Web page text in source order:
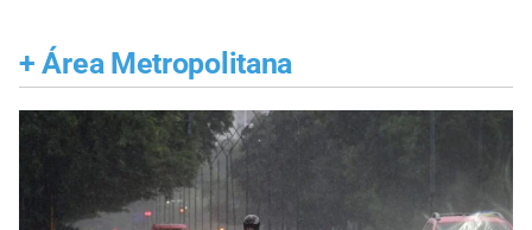
+ Área Metropolitana